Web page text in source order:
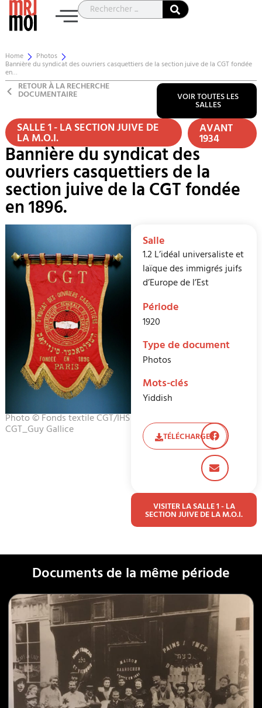
Home Photos
Bannière du syndicat des ouvriers casquettiers de la section juive de la CGT fondée
en…
RETOUR À LA RECHERCHE
DOCUMENTAIRE VOIR TOUTES LES
SALLES
SALLE 1 - LA SECTION JUIVE DE
LA M.O.I. AVANT
1934
Bannière du syndicat des
ouvriers casquettiers de la
section juive de la CGT fondée
en 1896.
Photo © Fonds textile CGT/IHS
CGT_Guy Gallice
Salle
1.2 L’idéal universaliste et
laïque des immigrés juifs
d’Europe de l’Est
Période
1920
Type de document
Photos
Mots-clés
Yiddish
TÉLÉCHARGER
VISITER LA SALLE 1 - LA
SECTION JUIVE DE LA M.O.I.
Documents de la même période